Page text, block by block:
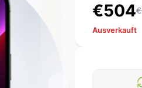
€504€
Ausverkauft